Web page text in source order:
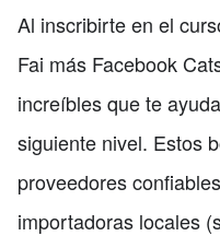
Al inscribirte en el
Fai más Facebook
increíbles que te
siguiente nivel. Estos
proveedores
importadoras locales